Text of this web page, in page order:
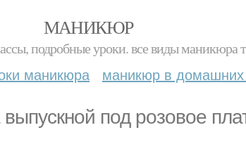
МАНИКЮР
подробные уроки. все виды маникюра
маникюра маникюр в домашних
под розовое